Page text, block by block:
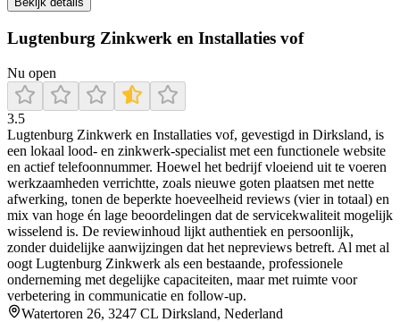
Lugtenburg Zinkwerk en Installaties vof
Nu open
3.5
Lugtenburg Zinkwerk en Installaties vof, gevestigd in Dirksland, is
een lokaal lood‑ en zinkwerk‑specialist met een functionele website
en actief telefoonnummer. Hoewel het bedrijf vloeiend uit te voeren
werkzaamheden verrichtte, zoals nieuwe goten plaatsen met nette
afwerking, tonen de beperkte hoeveelheid reviews (vier in totaal) en
mix van hoge én lage beoordelingen dat de servicekwaliteit mogelijk
wisselend is. De reviewinhoud lijkt authentiek en persoonlijk,
zonder duidelijke aanwijzingen dat het nepreviews betreft. Al met al
oogt Lugtenburg Zinkwerk als een bestaande, professionele
onderneming met degelijke capaciteiten, maar met ruimte voor
verbetering in communicatie en follow‑up.
Watertoren 26, 3247 CL Dirksland, Nederland